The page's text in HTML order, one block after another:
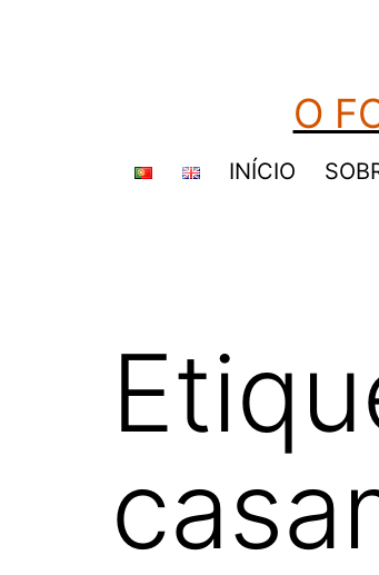
O
INÍCIO